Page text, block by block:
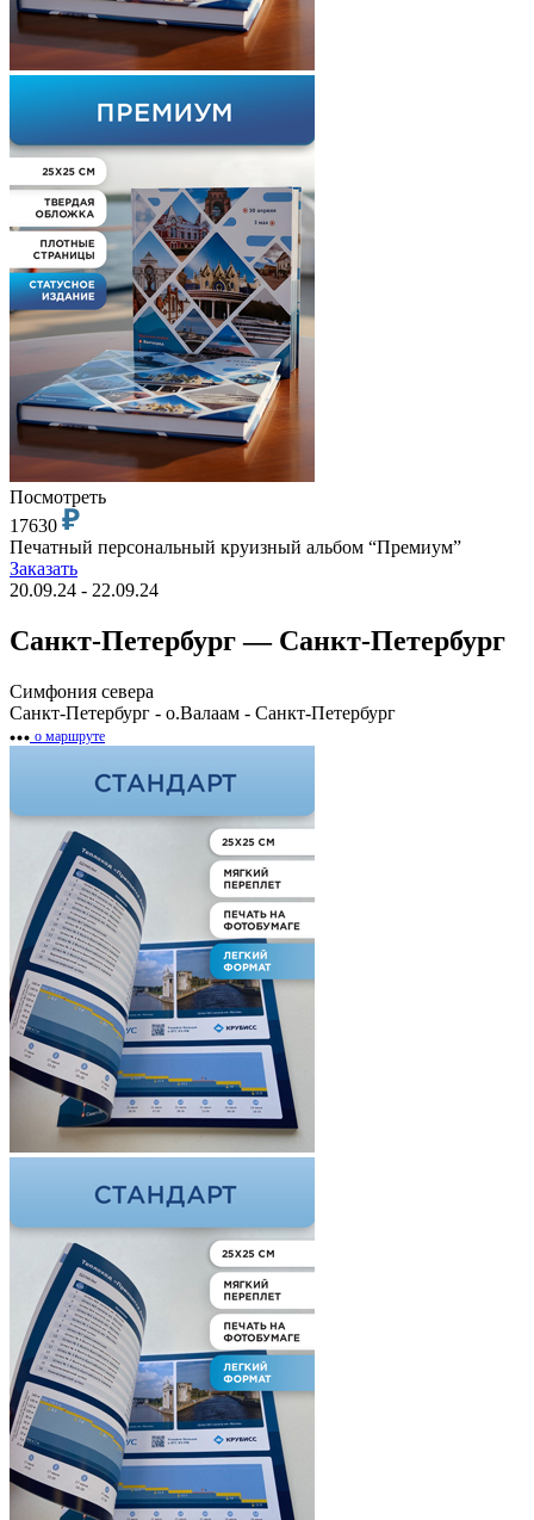
Посмотреть
17630
Печатный персональный круизный альбом “Премиум”
Заказать
20.09.24 - 22.09.24
Санкт-Петербург — Санкт-Петербург
Симфония севера
Санкт-Петербург - о.Валаам - Санкт-Петербург
о маршруте